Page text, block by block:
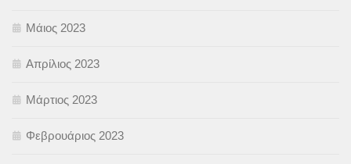
Μάιος 2023
Απρίλιος 2023
Μάρτιος 2023
Φεβρουάριος 2023